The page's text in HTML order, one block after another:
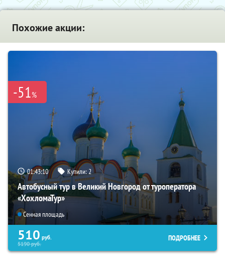
Похожие акции:
-51%
01:43:08 Купили:2
Автобусный тур в Великий Новгород от туроператора
«ХохломаТур»
Сенная площадь
510 руб.
5190руб.
ПОДРОБНЕЕ